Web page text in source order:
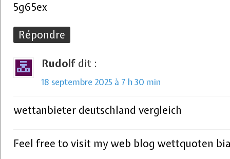
5g65ex
Répondre
Rudolf dit :
18 septembre 2025 à 7 h 30 min
wettanbieter deutschland vergleich
Feel free to visit my web blog wettquoten